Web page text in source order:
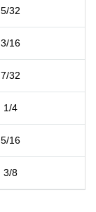
5/32
3/16
7/32
1/4
5/16
3/8